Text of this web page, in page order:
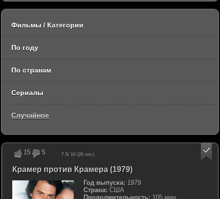
15 5 7.5/ 10 (20 гол.)
Крамер против Крамера (1979)
Год выпуска: 1979
Страна: США
Продолжительность: 105 мин.
Фильмы / Категории
По году
По странам
Сериалы
Случайное